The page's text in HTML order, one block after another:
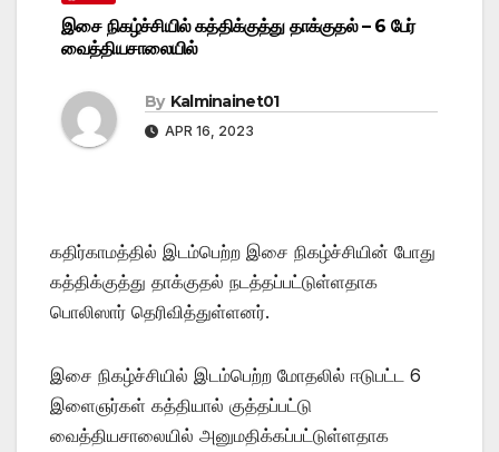
இசை நிகழ்ச்சியில் கத்திக்குத்து தாக்குதல் – 6 பேர்
வைத்தியசாலையில்
By Kalminainet01
APR 16, 2023
கதிர்காமத்தில் இடம்பெற்ற இசை நிகழ்ச்சியின் போது
கத்திக்குத்து தாக்குதல் நடத்தப்பட்டுள்ளதாக
பொலிஸார் தெரிவித்துள்ளனர்.
இசை நிகழ்ச்சியில் இடம்பெற்ற மோதலில் ஈடுபட்ட 6
இளைஞர்கள் கத்தியால் குத்தப்பட்டு
வைத்தியசாலையில் அனுமதிக்கப்பட்டுள்ளதாக